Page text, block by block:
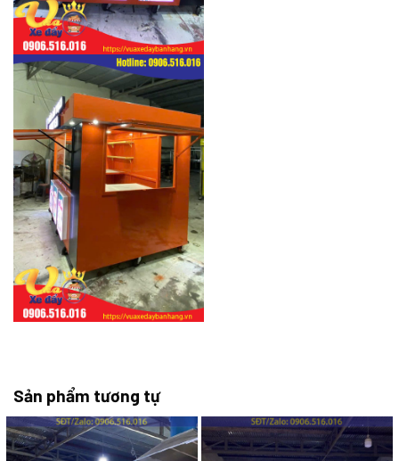
Sản phẩm tương tự